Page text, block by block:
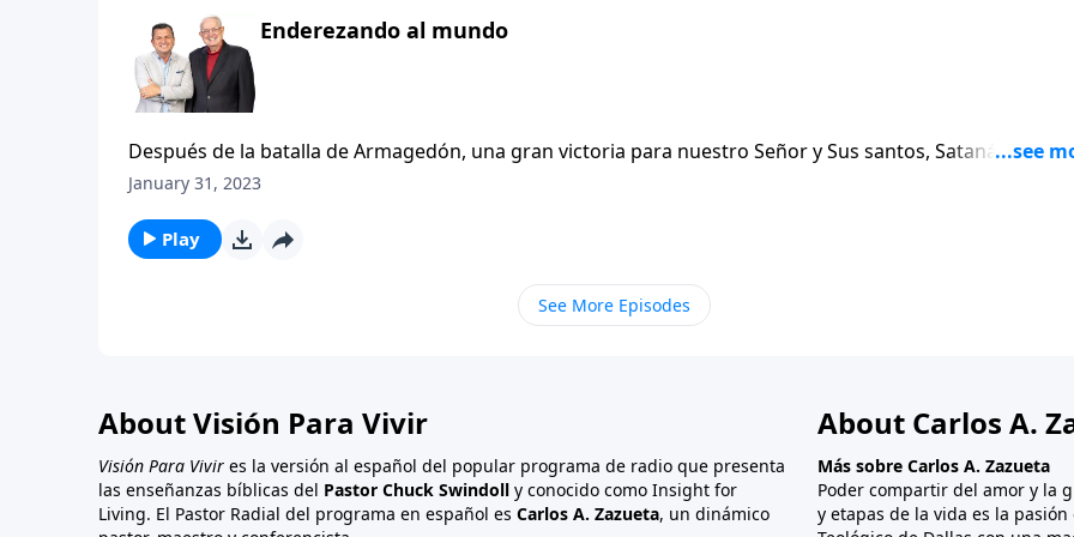
Enderezando al mundo
Después de la batalla de Armagedón, una gran victoria para nuestro Señor y Sus santos, Satanás será
atado y arrojado al abismo por mil años. Cristo retornará para establecer Su reino en la tierra. Al final
al lago de fuego y azufre para siempre.
January 31, 2023
Play
See More Episodes
About Visión Para Vivir
Visión Para Vivir es la versión al español del popular programa de radio que presenta
las enseñanzas bíblicas del Pastor Chuck Swindoll y conocido como Insight for
Living. El Pastor Radial del programa en español es Carlos A. Zazueta, un dinámico
About Carlos A.
Más sobre Carlos A. Zazueta
Poder compartir del amor y la
y etapas de la vida es la